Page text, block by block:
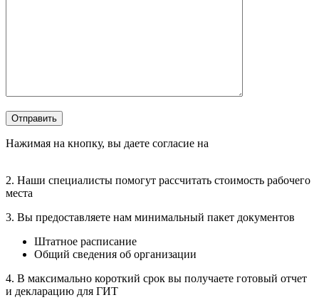
Оставьте это поле пустым.
Отправить
Нажимая на кнопку, вы даете согласие на
2. Наши специалисты помогут рассчитать стоимость рабочего
места
3. Вы предоставляете нам минимальный пакет документов
Штатное расписание
Общий сведения об организации
4. В максимально короткий срок вы получаете готовый отчет
и декларацию для ГИТ